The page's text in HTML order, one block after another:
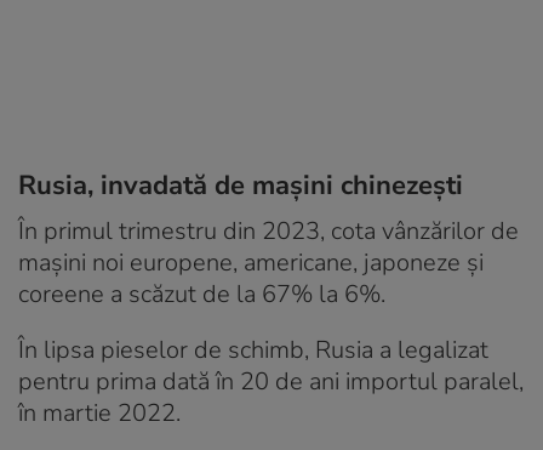
Rusia, invadată de mașini chinezești
În primul trimestru din 2023, cota vânzărilor de
mașini noi europene, americane, japoneze și
coreene a scăzut de la 67% la 6%.
În lipsa pieselor de schimb, Rusia a legalizat
pentru prima dată în 20 de ani importul paralel,
în martie 2022.